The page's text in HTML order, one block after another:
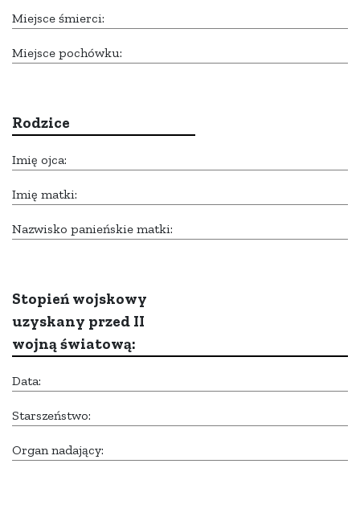
Miejsce śmierci:
Miejsce pochówku:
Rodzice
Imię ojca:
Imię matki:
Nazwisko panieńskie matki:
Stopień wojskowy
uzyskany przed II
wojną światową:
Data:
Starszeństwo:
Organ nadający: